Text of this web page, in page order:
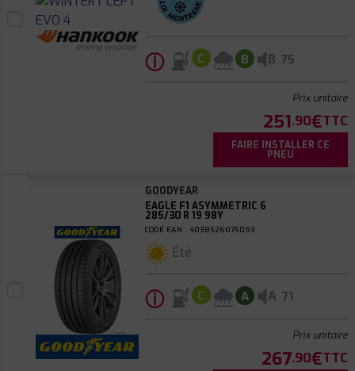
ⓘ C B B 75
Prix unitaire
251.90€TTC
FAIRE INSTALLER CE
PNEU
GOODYEAR
EAGLE F1 ASYMMETRIC 6
285/30 R 19 98Y
CODE EAN : 4038526075093
Été
ⓘ C A A 71
Prix unitaire
267.90€TTC